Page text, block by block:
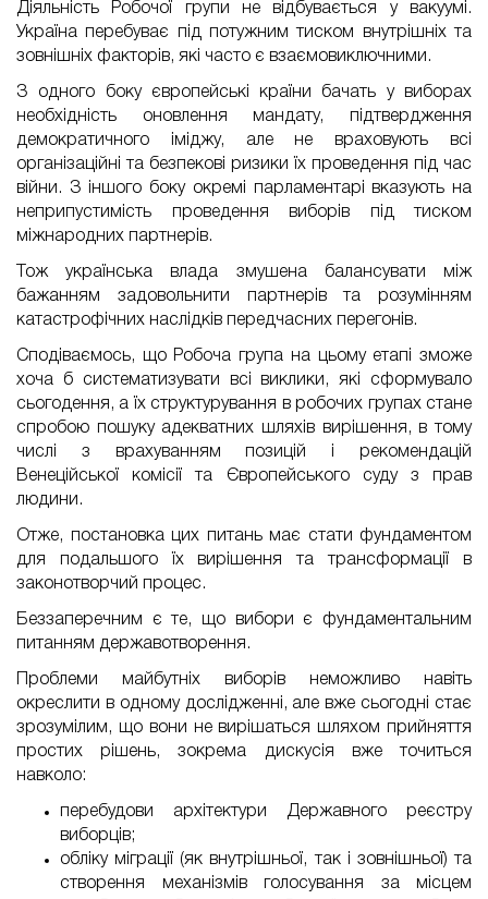
Діяльність Робочої групи не відбувається у вакуумі.
Україна перебуває під потужним тиском внутрішніх та
зовнішніх факторів, які часто є взаємовиключними.
З одного боку європейські країни бачать у виборах
необхідність оновлення мандату, підтвердження
демократичного іміджу, але не враховують всі
організаційні та безпекові ризики їх проведення під час
війни. З іншого боку окремі парламентарі вказують на
неприпустимість проведення виборів під тиском
міжнародних партнерів.
Тож українська влада змушена балансувати між
бажанням задовольнити партнерів та розумінням
катастрофічних наслідків передчасних перегонів.
Сподіваємось, що Робоча група на цьому етапі зможе
хоча б систематизувати всі виклики, які сформувало
сьогодення, а їх структурування в робочих групах стане
спробою пошуку адекватних шляхів вирішення, в тому
числі з врахуванням позицій і рекомендацій
Венеційської комісії та Європейського суду з прав
людини.
Отже, постановка цих питань має стати фундаментом
для подальшого їх вирішення та трансформації в
законотворчий процес.
Беззаперечним є те, що вибори є фундаментальним
питанням державотворення.
Проблеми майбутніх виборів неможливо навіть
окреслити в одному дослідженні, але вже сьогодні стає
зрозумілим, що вони не вирішаться шляхом прийняття
простих рішень, зокрема дискусія вже точиться
навколо:
перебудови архітектури Державного реєстру
виборців;
обліку міграції (як внутрішньої, так і зовнішньої) та
створення механізмів голосування за місцем